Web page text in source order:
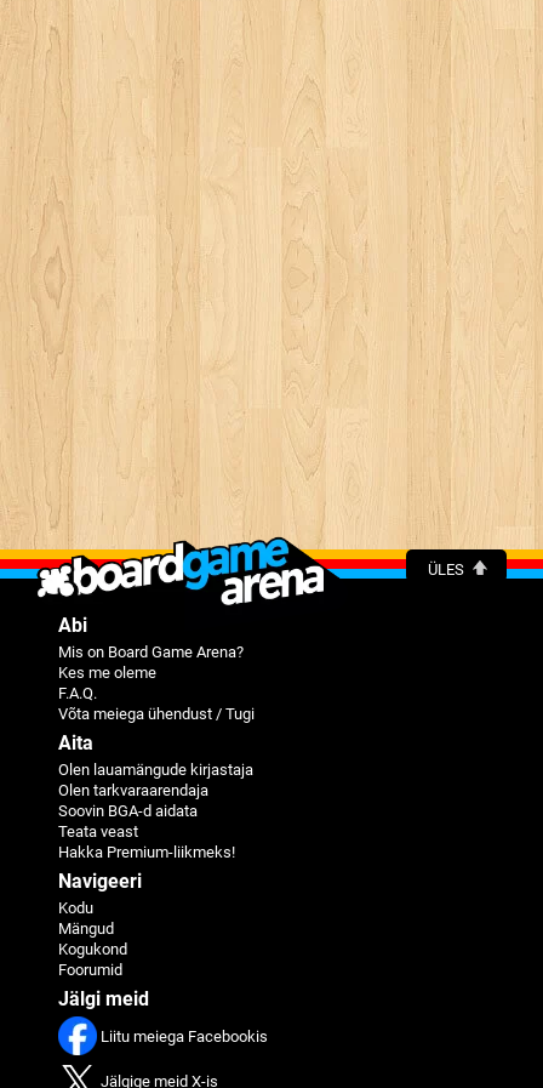
ÜLES
Abi
Mis on Board Game Arena?
Kes me oleme
F.A.Q.
Võta meiega ühendust / Tugi
Aita
Olen lauamängude kirjastaja
Olen tarkvaraarendaja
Soovin BGA-d aidata
Teata veast
Hakka Premium-liikmeks!
Navigeeri
Kodu
Mängud
Kogukond
Foorumid
Jälgi meid
Liitu meiega Facebookis
Jälgige meid X-is